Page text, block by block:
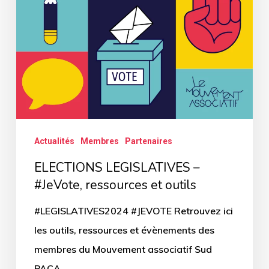
Actualités Membres Partenaires
ELECTIONS LEGISLATIVES –
#JeVote, ressources et outils
#LEGISLATIVES2024 #JEVOTE Retrouvez ici
les outils, ressources et évènements des
membres du Mouvement associatif Sud